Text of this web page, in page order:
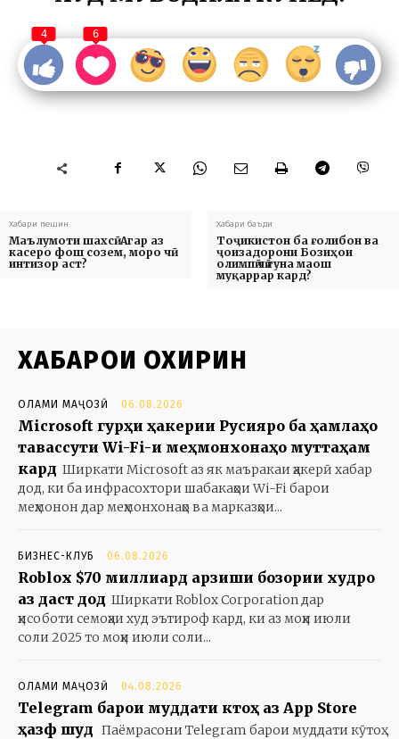
4 6
Хабари пешин
Маълумоти шахсӣ. Агар аз
касеро фош созем, моро чӣ
интизор аст?
Хабари баъди
Тоҷикистон ба ғолибон ва
ҷоизадорони Бозиҳои
олимпӣ чӣ гуна маош
муқаррар кард?
ХАБАРҲОИ ОХИРИН
ОЛАМИ МАҶОЗӢ 06.08.2026
Microsoft гурӯҳи ҳакерии Русияро ба ҳамлаҳо
тавассути Wi-Fi-и меҳмонхонаҳо муттаҳам
кард Ширкати Microsoft аз як маъракаи ҳакерӣ хабар
дод, ки ба инфрасохтори шабакаҳои Wi-Fi барои
меҳмонон дар меҳмонхонаҳо ва марказҳои...
БИЗНЕС-КЛУБ 06.08.2026
Roblox $70 миллиард арзиши бозории худро
аз даст дод Ширкати Roblox Corporation дар
ҳисоботи семоҳаи худ эътироф кард, ки аз моҳи июли
соли 2025 то моҳи июли соли...
ОЛАМИ МАҶОЗӢ 04.08.2026
Telegram барои муддати кӯтоҳ аз App Store
ҳазф шуд Паёмрасони Telegram барои муддати кӯтоҳ